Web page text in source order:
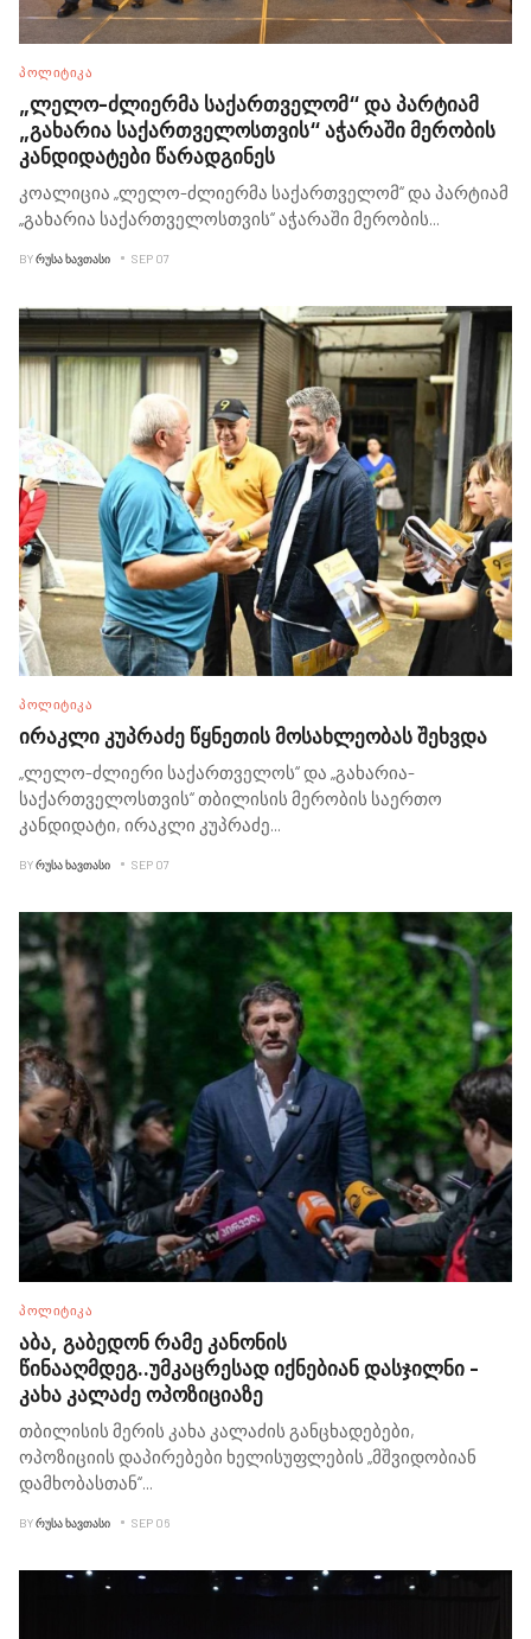
ᲞᲝᲚᲘᲢᲘᲙᲐ
„ლელო-ძლიერმა საქართველომ“ და პარტიამ
„გახარია საქართველოსთვის“ აჭარაში მერობის
კანდიდატები წარადგინეს
კოალიცია „ლელო-ძლიერმა საქართველომ“ და პარტიამ
„გახარია საქართველოსთვის“ აჭარაში მერობის...
BYᲠᲣᲡᲐ ᲮᲐᲕᲗᲐᲡᲘ SEP 07
ᲞᲝᲚᲘᲢᲘᲙᲐ
ირაკლი კუპრაძე წყნეთის მოსახლეობას შეხვდა
„ლელო-ძლიერი საქართველოს“ და „გახარია-
საქართველოსთვის“ თბილისის მერობის საერთო
კანდიდატი, ირაკლი კუპრაძე...
BYᲠᲣᲡᲐ ᲮᲐᲕᲗᲐᲡᲘ SEP 07
ᲞᲝᲚᲘᲢᲘᲙᲐ
აბა, გაბედონ რამე კანონის
წინააღმდეგ..უმკაცრესად იქნებიან დასჯილნი -
კახა კალაძე ოპოზიციაზე
თბილისის მერის კახა კალაძის განცხადებები,
ოპოზიციის დაპირებები ხელისუფლების „მშვიდობიან
დამხობასთან“...
BYᲠᲣᲡᲐ ᲮᲐᲕᲗᲐᲡᲘ SEP 06